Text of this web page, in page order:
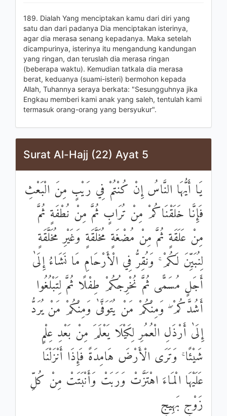
189. Dialah Yang menciptakan kamu dari diri yang
satu dan dari padanya Dia menciptakan isterinya,
agar dia merasa senang kepadanya. Maka setelah
dicampurinya, isterinya itu mengandung kandungan
yang ringan, dan teruslah dia merasa ringan
(beberapa waktu). Kemudian tatkala dia merasa
berat, keduanya (suami-isteri) bermohon kepada
Allah, Tuhannya seraya berkata: "Sesungguhnya jika
Engkau memberi kami anak yang saleh, tentulah kami
termasuk orang-orang yang bersyukur".
Surat Al-Hajj (22) Ayat 5
يَا أَيُّهَا النَّاسُ إِنْ كُنْتُمْ فِي رَيْبٍ مِنَ الْبَعْثِ
فَإِنَّا خَلَقْنَاكُمْ مِنْ تُرَابٍ ثُمَّ مِنْ نُطْفَةٍ ثُمَّ
مِنْ عَلَقَةٍ ثُمَّ مِنْ مُضْغَةٍ مُخَلَّقَةٍ وَغَيْرِ مُخَلَّقَةٍ
لِنُبَيِّنَ لَكُمْ ۚ وَنُقِرُّ فِي الْأَرْحَامِ مَا نَشَاءُ إِلَىٰ
أَجَلٍ مُسَمًّى ثُمَّ نُخْرِجُكُمْ طِفْلًا ثُمَّ لِتَبْلُغُوا
أَشُدَّكُمْ ۖ وَمِنْكُمْ مَنْ يُتَوَفَّىٰ وَمِنْكُمْ مَنْ يُرَدُّ
إِلَىٰ أَرْذَلِ الْعُمُرِ لِكَيْلَا يَعْلَمَ مِنْ بَعْدِ عِلْمٍ
شَيْئًا ۚ وَتَرَى الْأَرْضَ هَامِدَةً فَإِذَا أَنْزَلْنَا
عَلَيْهَا الْمَاءَ اهْتَزَّتْ وَرَبَتْ وَأَنْبَتَتْ مِنْ كُلِّ
زَوْجٍ بَهِيجٍ